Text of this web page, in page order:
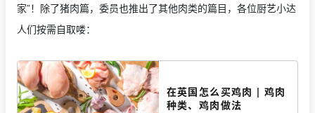
家”！除了猪肉篇，委员也推出了其他肉类的篇目，各位厨艺小达
人们按需自取喽：
在英国怎么买鸡肉 | 鸡肉
种类、鸡肉做法